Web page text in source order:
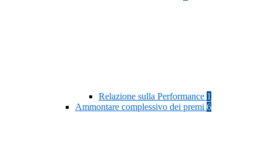
Relazione sulla Performance 1
Ammontare complessivo dei premi 6